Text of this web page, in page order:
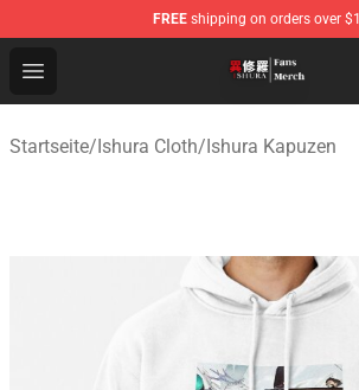
FREE shipping on orders over
Open menu
Ishura Store - Official Ishura
Startseite/Ishura Cloth/Ishura Kapuzen